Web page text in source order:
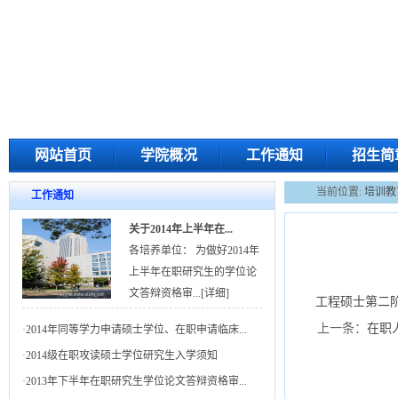
网站首页 学院概况 工作通知 招生简
工作通知
关于2014年上半年在...
各培养单位： 为做好2014年
上半年在职研究生的学位论
文答辩资格审... [详细]
·2014年同等学力申请硕士学位、在职申请临床...
·2014级在职攻读硕士学位研究生入学须知
·2013年下半年在职研究生学位论文答辩资格审...
当前位置: 培训
工程硕士第二
上一条： 在职